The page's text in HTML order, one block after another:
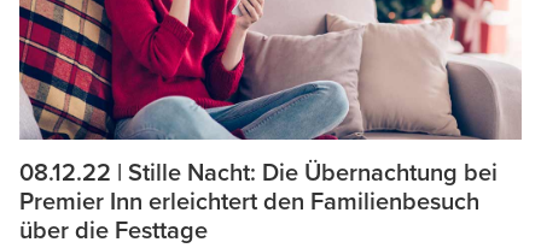
08.12.22 | Stille Nacht: Die Übernachtung bei
Premier Inn erleichtert den Familienbesuch
über die Festtage